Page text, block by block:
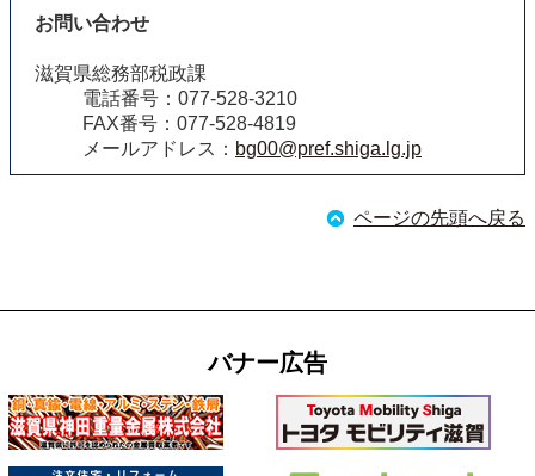
お問い合わせ
滋賀県総務部税政課
電話番号：077-528-3210
FAX番号：077-528-4819
メールアドレス： bg00@pref.shiga.lg.jp
ページの先頭へ戻る
バナー広告